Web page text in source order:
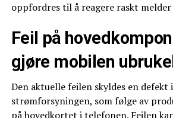
oppfordres til å reagere raskt melder
Feil på
gjøre mobilen
Den aktuelle feilen skyldes en defekt i
strømforsyningen, som følge av
på hovedkortet i telefonen. Feilen